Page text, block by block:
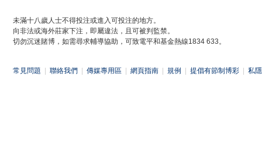
未滿十八歲人士不得投注或進入可投注的地方。
向非法或海外莊家下注，即屬違法，且可被判監禁。
切勿沉迷賭博，如需尋求輔導協助，可致電平和基金熱線1834 633。
常見問題 聯絡我們 傳媒專用區 網頁指南 規例 提倡有節制博彩 私